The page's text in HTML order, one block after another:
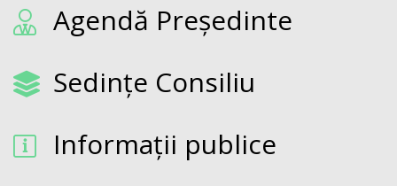
Agendă Președinte
Sedințe Consiliu
Informații publice